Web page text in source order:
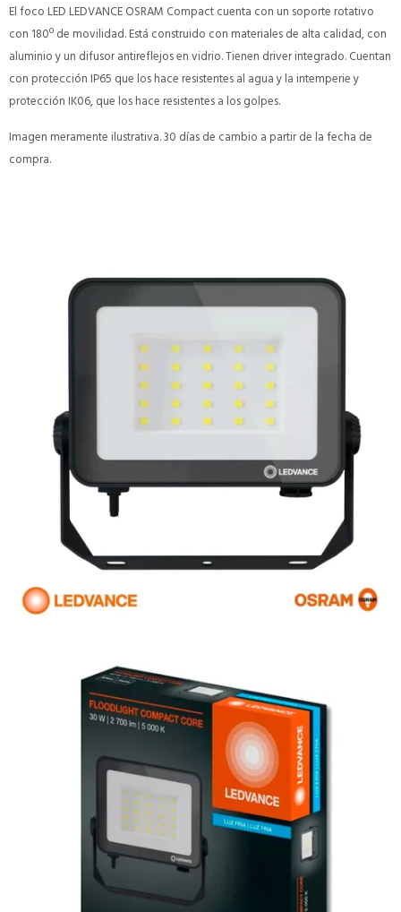
El foco LED LEDVANCE OSRAM Compact cuenta con un soporte rotativo
con 180º de movilidad. Está construido con materiales de alta calidad, con
aluminio y un difusor antireflejos en vidrio. Tienen driver integrado. Cuentan
con protección IP65 que los hace resistentes al agua y la intemperie y
protección IK06, que los hace resistentes a los golpes.
Imagen meramente ilustrativa. 30 días de cambio a partir de la fecha de
compra.